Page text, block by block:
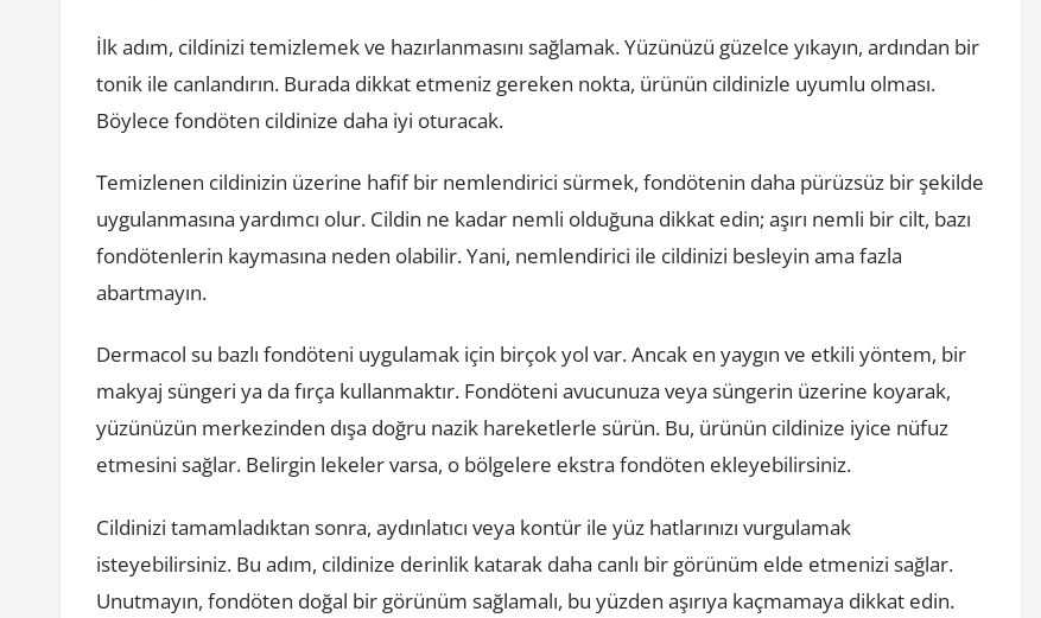
İlk adım, cildinizi temizlemek ve hazırlanmasını sağlamak. Yüzünüzü güzelce yıkayın, ardından bir
tonik ile canlandırın. Burada dikkat etmeniz gereken nokta, ürünün cildinizle uyumlu olması.
Böylece fondöten cildinize daha iyi oturacak.
Temizlenen cildinizin üzerine hafif bir nemlendirici sürmek, fondötenin daha pürüzsüz bir şekilde
uygulanmasına yardımcı olur. Cildin ne kadar nemli olduğuna dikkat edin; aşırı nemli bir cilt, bazı
fondötenlerin kaymasına neden olabilir. Yani, nemlendirici ile cildinizi besleyin ama fazla
abartmayın.
Dermacol su bazlı fondöteni uygulamak için birçok yol var. Ancak en yaygın ve etkili yöntem, bir
makyaj süngeri ya da fırça kullanmaktır. Fondöteni avucunuza veya süngerin üzerine koyarak,
yüzünüzün merkezinden dışa doğru nazik hareketlerle sürün. Bu, ürünün cildinize iyice nüfuz
etmesini sağlar. Belirgin lekeler varsa, o bölgelere ekstra fondöten ekleyebilirsiniz.
Cildinizi tamamladıktan sonra, aydınlatıcı veya kontür ile yüz hatlarınızı vurgulamak
isteyebilirsiniz. Bu adım, cildinize derinlik katarak daha canlı bir görünüm elde etmenizi sağlar.
Unutmayın, fondöten doğal bir görünüm sağlamalı, bu yüzden aşırıya kaçmamaya dikkat edin.